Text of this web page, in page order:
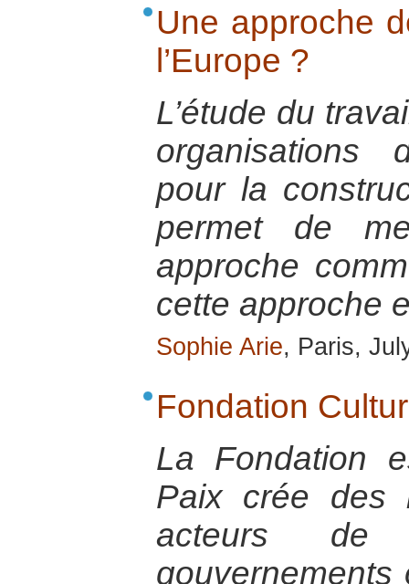
Une approche
l’Europe ?
L’étude du
organisations
pour la
permet de
approche
cette approche
Sophie Arie, Paris,
Fondation
La Fondation
Paix crée des
acteurs de